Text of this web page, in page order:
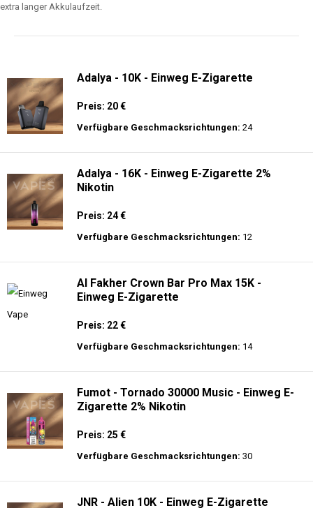
extra langer Akkulaufzeit.
Adalya - 10K - Einweg E-Zigarette
Preis: 20 €
Verfügbare Geschmacksrichtungen: 24
Adalya - 16K - Einweg E-Zigarette 2%
Nikotin
Preis: 24 €
Verfügbare Geschmacksrichtungen: 12
Al Fakher Crown Bar Pro Max 15K -
Einweg E-Zigarette
Preis: 22 €
Verfügbare Geschmacksrichtungen: 14
Fumot - Tornado 30000 Music - Einweg E-
Zigarette 2% Nikotin
Preis: 25 €
Verfügbare Geschmacksrichtungen: 30
JNR - Alien 10K - Einweg E-Zigarette